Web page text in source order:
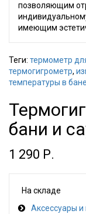
позволяющим
имеющим
Теги: термометр
термогигрометр,
температуры в бане
бани и
1 290 Р.
На складе
Аксессуары